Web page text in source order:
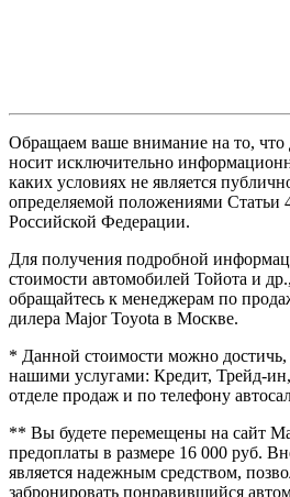
Обращаем ваше внимание на то,
носит исключительно
каких условиях не является
определяемой положениями Статьи
Российской Федерации.
Для получения подробной
стоимости автомобилей Тойота и
обращайтесь к менеджерам по
дилера Major Toyota в Москве.
* Данной стоимости можно достичь,
нашими услугами: Кредит, Трейд-
отделе продаж и по телефону
** Вы будете перемещены на сайт
предоплаты в размере 16 000 руб.
является надежным средством,
забронировать понравившийся